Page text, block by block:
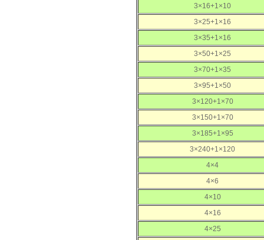
3×16+1×10
3×25+1×16
3×35+1×16
3×50+1×25
3×70+1×35
3×95+1×50
3×120+1×70
3×150+1×70
3×185+1×95
3×240+1×120
4×4
4×6
4×10
4×16
4×25